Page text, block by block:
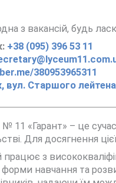
з вакансій, будь
+38 (095) 396 53 11
380953965311
вул. Старшого
11 «Гарант» – це
Для досягнення
працює з
навчання та